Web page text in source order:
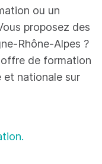
ou un
proposez des
Rhône-Alpes ?
de formation
et nationale sur